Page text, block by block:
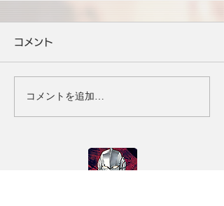
コメント
コメントを追加…